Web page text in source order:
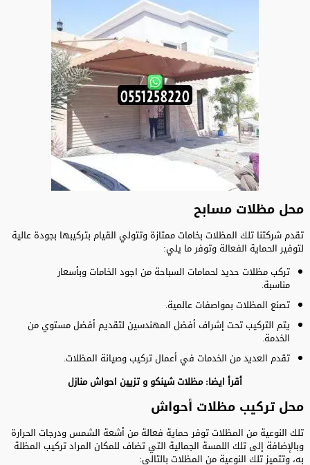
محل مظلات مسابح
تقدم شركتنا تلك المظلات بخامات ممتازة وتتولي القيام بتركيبها بجودة عالية
لتوفير الحماية الفعالة وتوفر ما يلي:
تركب مظلات حديد لحمامات السباحة من اجود الخامات وبأسعار
مناسبة.
تصنع المظلات بمواصفات عالمية.
يتم التركيب تحت إشراف أفضل المهندسين لتقديم أفضل مستوي من
الخدمة.
تقدم العديد من الخدمات في أعمال تركيب وصيانة المظلات.
أقرأ ايضا:مظلات شينكو وتزيين احواش منازل
محل تركيب مظلات أحواش
تلك النوعية من المظلات توفر حماية فعالة من أشعة الشمس ودرجات الحرارة
وبالإضافة إلى تلك اللمسة الجمالية التي تضاف للمكان المراد تركيب المظلة
به، وتتميز تلك النوعية من المظلات بالتالي: